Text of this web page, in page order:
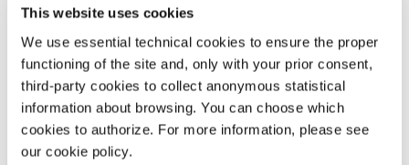
This website uses cookies
We use essential technical cookies to ensure the proper
functioning of the site and, only with your prior consent,
third-party cookies to collect anonymous statistical
information about browsing. You can choose which
cookies to authorize. For more information, please see
our cookie policy.